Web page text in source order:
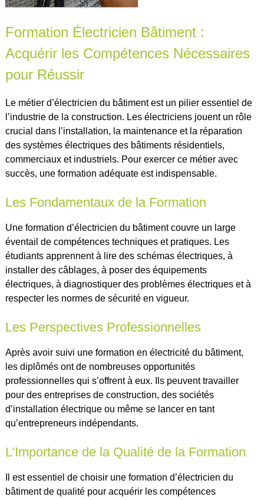
Formation Électricien Bâtiment :
Acquérir les Compétences Nécessaires
pour Réussir
Le métier d’électricien du bâtiment est un pilier essentiel de
l’industrie de la construction. Les électriciens jouent un rôle
crucial dans l’installation, la maintenance et la réparation
des systèmes électriques des bâtiments résidentiels,
commerciaux et industriels. Pour exercer ce métier avec
succès, une formation adéquate est indispensable.
Les Fondamentaux de la Formation
Une formation d’électricien du bâtiment couvre un large
éventail de compétences techniques et pratiques. Les
étudiants apprennent à lire des schémas électriques, à
installer des câblages, à poser des équipements
électriques, à diagnostiquer des problèmes électriques et à
respecter les normes de sécurité en vigueur.
Les Perspectives Professionnelles
Après avoir suivi une formation en électricité du bâtiment,
les diplômés ont de nombreuses opportunités
professionnelles qui s’offrent à eux. Ils peuvent travailler
pour des entreprises de construction, des sociétés
d’installation électrique ou même se lancer en tant
qu’entrepreneurs indépendants.
L’Importance de la Qualité de la Formation
Il est essentiel de choisir une formation d’électricien du
bâtiment de qualité pour acquérir les compétences